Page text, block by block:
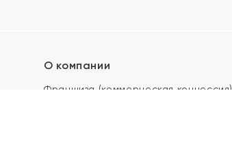
О компании
Франшиза (коммерческая концессия)